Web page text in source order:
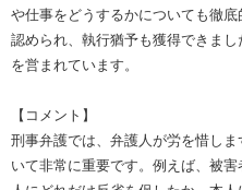
や仕事をどうするかについても徹
認められ、執行猶予も獲得できま
を営まれています。
【コメント】
刑事弁護では、弁護人が労を惜し
いて非常に重要です。例えば、被